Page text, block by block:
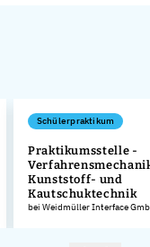
Schülerpraktikum
Praktikumsstelle -
Kunststoff- und
Kautschuktechnik
bei Weidmüller Interface